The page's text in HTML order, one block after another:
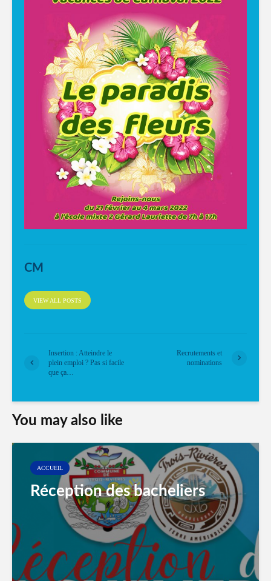
CM
VIEW ALL POSTS
Insertion : Atteindre le
plein emploi ? Pas si facile
que ça…
Recrutements et
nominations
You may also like
ACCUEIL
Réception des bacheliers